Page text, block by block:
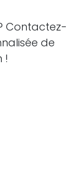
Contactez-
de
!